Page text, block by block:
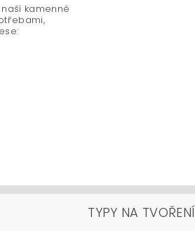
kamenné
TYPY NA TVOŘENÍ